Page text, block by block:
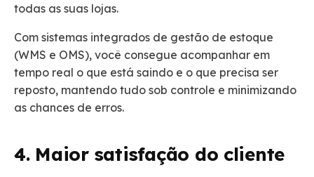
todas as suas lojas.
Com sistemas integrados de gestão de estoque
(WMS e OMS), você consegue acompanhar em
tempo real o que está saindo e o que precisa ser
reposto, mantendo tudo sob controle e minimizando
as chances de erros.
4. Maior satisfação do cliente